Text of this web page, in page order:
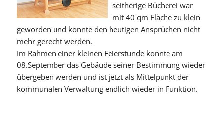
seitherige Bücherei war
mit 40 qm Fläche zu klein
geworden und konnte den heutigen Ansprüchen nicht
mehr gerecht werden.
Im Rahmen einer kleinen Feierstunde konnte am
08.September das Gebäude seiner Bestimmung wieder
übergeben werden und ist jetzt als Mittelpunkt der
kommunalen Verwaltung endlich wieder in Funktion.